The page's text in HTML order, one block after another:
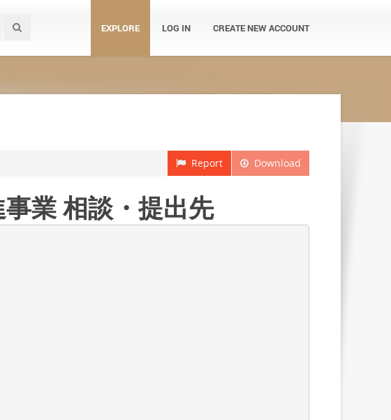
EXPLORE LOG IN CREATE NEW ACCOUNT
Download
Report
業 相談・提出先